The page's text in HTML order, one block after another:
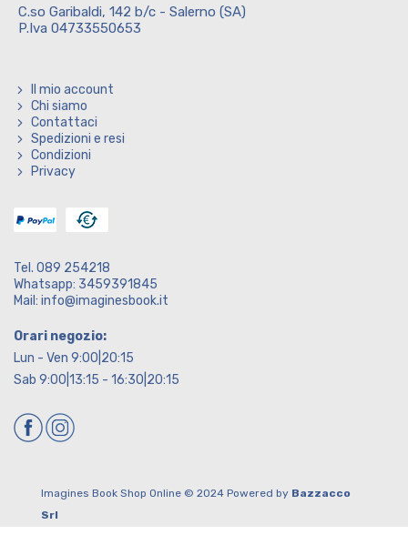
C.so Garibaldi, 142 b/c - Salerno (SA)
P.Iva 04733550653
Il mio account
Chi siamo
Contattaci
Spedizioni e resi
Condizioni
Privacy
Tel. 089 254218
Whatsapp: 3459391845
Mail: info@imaginesbook.it
Orari negozio:
Lun - Ven 9:00|20:15
Sab 9:00|13:15 - 16:30|20:15
Imagines Book Shop Online © 2024 Powered by Bazzacco
Srl